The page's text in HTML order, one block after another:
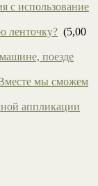
с использование
ленточку? (5,00
поезде
мы сможем
аппликации